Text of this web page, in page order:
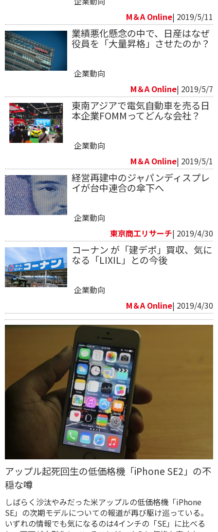
M＆A Online| 2019/5/11
業績悪化懸念の中で、日産はなぜ
役員を「大量昇格」させたのか？
企業動向
M＆A Online| 2019/5/7
東南アジアで電気自動車を売る日
本企業FOMMってどんな会社？
企業動向
M＆A Online| 2019/5/1
経営再建中のジャパンディスプレ
イが台中連合の傘下へ
企業動向
東京商工リサーチ| 2019/4/30
コーナン が「建デポ」買収、気に
なる「LIXIL」との今後
企業動向
M＆A Online| 2019/4/30
アップル起死回生の低価格機「iPhone SE2」の不
穏な噂
しばらく沙汰やみだった米アップルの低価格機「iPhone
SE」の次期モデルについての報道が再び駆け巡っている。
いずれの情報でも気になるのは4インチの「SE」に比べる